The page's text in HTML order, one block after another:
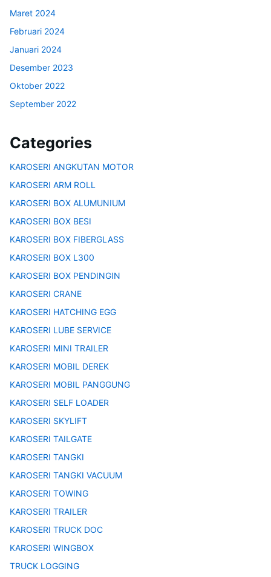
Maret 2024
Februari 2024
Januari 2024
Desember 2023
Oktober 2022
September 2022
Categories
KAROSERI ANGKUTAN MOTOR
KAROSERI ARM ROLL
KAROSERI BOX ALUMUNIUM
KAROSERI BOX BESI
KAROSERI BOX FIBERGLASS
KAROSERI BOX L300
KAROSERI BOX PENDINGIN
KAROSERI CRANE
KAROSERI HATCHING EGG
KAROSERI LUBE SERVICE
KAROSERI MINI TRAILER
KAROSERI MOBIL DEREK
KAROSERI MOBIL PANGGUNG
KAROSERI SELF LOADER
KAROSERI SKYLIFT
KAROSERI TAILGATE
KAROSERI TANGKI
KAROSERI TANGKI VACUUM
KAROSERI TOWING
KAROSERI TRAILER
KAROSERI TRUCK DOC
KAROSERI WINGBOX
TRUCK LOGGING